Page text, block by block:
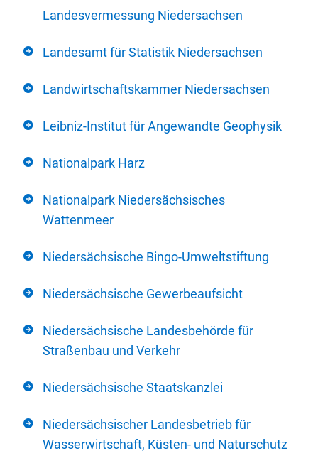
Landesvermessung Niedersachsen
Landesamt für Statistik Niedersachsen
Landwirtschaftskammer Niedersachsen
Leibniz-Institut für Angewandte Geophysik
Nationalpark Harz
Nationalpark Niedersächsisches
Wattenmeer
Niedersächsische Bingo-Umweltstiftung
Niedersächsische Gewerbeaufsicht
Niedersächsische Landesbehörde für
Straßenbau und Verkehr
Niedersächsische Staatskanzlei
Niedersächsischer Landesbetrieb für
Wasserwirtschaft, Küsten- und Naturschutz